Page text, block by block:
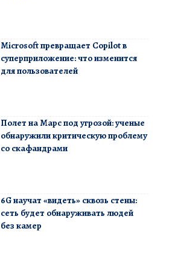
Microsoft превращает Copilot в
суперприложение: что изменится
для пользователей
Полет на Марс под угрозой: ученые
обнаружили критическую проблему
со скафандрами
6G научат «видеть» сквозь стены:
сеть будет обнаруживать людей
без камер